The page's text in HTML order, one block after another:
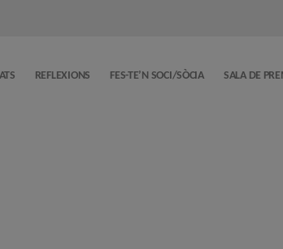
REFLEXIONS FES-TE’N SOCI/SÒCIA SALA DE